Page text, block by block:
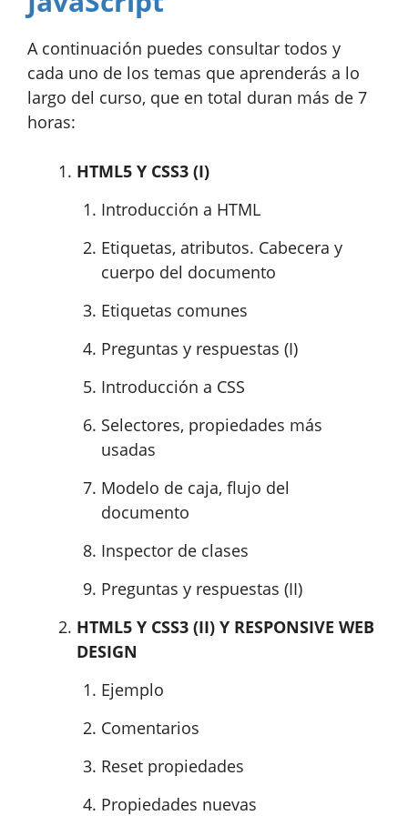
A continuación puedes consultar todos y
cada uno de los temas que aprenderás a lo
largo del curso, que en total duran más de 7
horas:
HTML5 Y CSS3 (I)
Introducción a HTML
Etiquetas, atributos. Cabecera y
cuerpo del documento
Etiquetas comunes
Preguntas y respuestas (I)
Introducción a CSS
Selectores, propiedades más
usadas
Modelo de caja, flujo del
documento
Inspector de clases
Preguntas y respuestas (II)
HTML5 Y CSS3 (II) Y RESPONSIVE WEB
DESIGN
Ejemplo
Comentarios
Reset propiedades
Propiedades nuevas